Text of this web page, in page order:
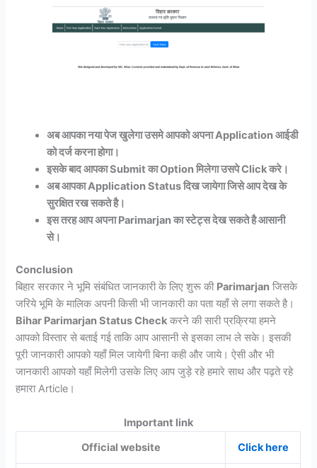
अब आपका नया पेज खुलेगा उसमे आपको अपना Application आईडी
को दर्ज करना होगा।
इसके बाद आपका Submit का Option मिलेगा उसपे Click करे।
अब आपका Application Status दिख जायेगा जिसे आप देख के
सुरक्षित रख सकते है।
इस तरह आप अपना Parimarjan का स्टेट्स देख सकते है आसानी
से।
Conclusion
बिहार सरकार ने भूमि संबंधित जानकारी के लिए शुरू की Parimarjan जिसके
जरिये भूमि के मालिक अपनी किसी भी जानकारी का पता यहाँ से लगा सकते है।
Bihar Parimarjan Status Check करने की सारी प्रक्रिया हमने
आपको विस्तार से बताई गई ताकि आप आसानी से इसका लाभ ले सके। इसकी
पूरी जानकारी आपको यहाँ मिल जायेगी बिना कही और जाये। ऐसी और भी
जानकारी आपको यहाँ मिलेगी उसके लिए आप जुड़े रहे हमारे साथ और पढ़ते रहे
हमारा Article।
Important link
Official website
Click here